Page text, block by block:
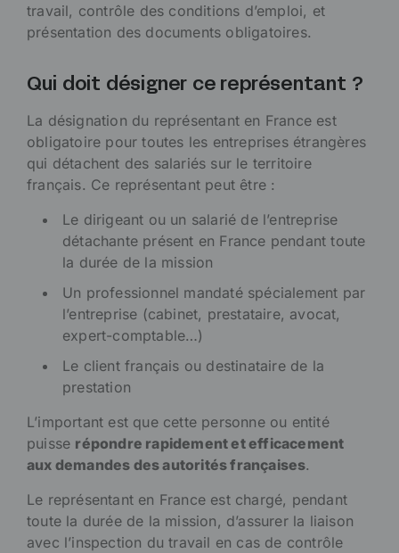
travail, contrôle des conditions d’emploi, et
présentation des documents obligatoires.
Qui doit désigner ce représentant ?
La désignation du représentant en France est
obligatoire pour toutes les entreprises étrangères
qui détachent des salariés sur le territoire
français. Ce représentant peut être :
Le dirigeant ou un salarié de l’entreprise
détachante présent en France pendant toute
la durée de la mission
Un professionnel mandaté spécialement par
l’entreprise (cabinet, prestataire, avocat,
expert-comptable…)
Le client français ou destinataire de la
prestation
L’important est que cette personne ou entité
puisse répondre rapidement et efficacement
aux demandes des autorités françaises.
Le représentant en France est chargé, pendant
toute la durée de la mission, d’assurer la liaison
avec l’inspection du travail en cas de contrôle